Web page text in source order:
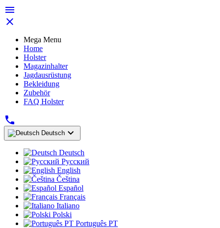


Mega Menu
Home
Holster
Magazinhalter
Jagdausrüstung
Bekleidung
Zubehör
FAQ Holster

Deutsch 
Deutsch
Русский
English
Čeština
Español
Français
Italiano
Polski
Português PT